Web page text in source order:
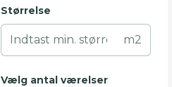
Størrelse
m2
Vælg antal værelser